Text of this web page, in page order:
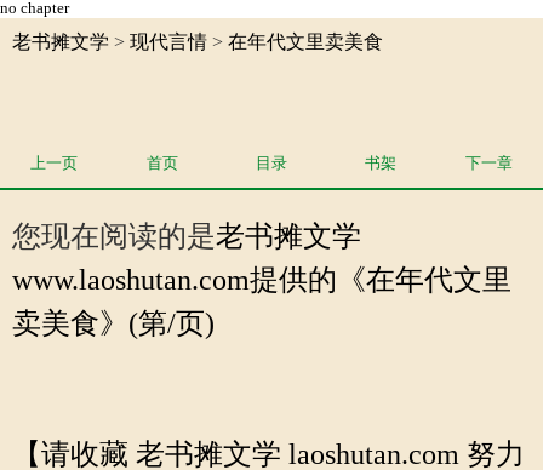
no chapter
老书摊文学 > 现代言情 > 在年代文里卖美食
上一页 首页 目录 书架 下一章
您现在阅读的是老书摊文学
www.laoshutan.com提供的《在年代文里
卖美食》(第/页)
【请收藏 老书摊文学 laoshutan.com 努力